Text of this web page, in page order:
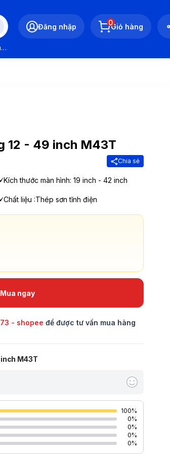
Đăng nhập 0Giỏ hàng
12 - 49 inch M43T
Chia sẻ
Kích thước màn hình: 19 inch - 42 inch
Chất liệu :Thép sơn tĩnh điện
Mua ngay
- shopee để được tư vấn mua hàng
M43T
100%
0%
0%
0%
0%